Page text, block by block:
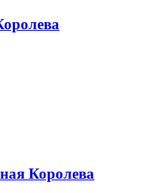
Королева